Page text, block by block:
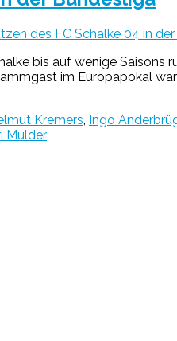
des FC Schalke 04 in
bis auf wenige
im Europapokal
Kremers Ingo
Mulder